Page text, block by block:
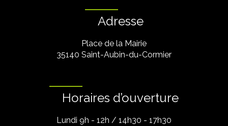
Adresse
Place de la Mairie
35140 Saint-Aubin-du-Cormier
Horaires d’ouverture
Lundi 9h - 12h / 14h30 - 17h30